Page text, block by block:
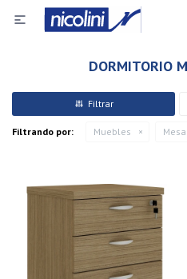

DORMITORIO
Filtrando por: Muebles